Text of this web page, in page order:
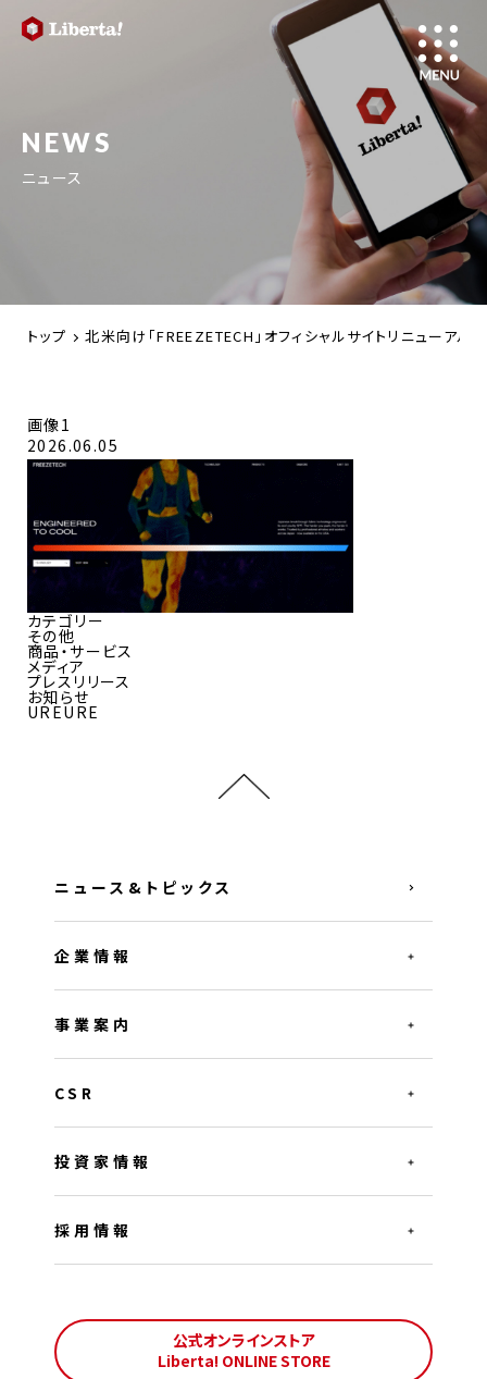
NEWS
ニュース
トップ 北米向け「FREEZETECH」オフィシャルサイトリニューアル
画像1
2026.06.05
カテゴリー
その他
商品・サービス
メディア
プレスリリース
お知らせ
UREURE
ニュース&トピックス
企業情報
事業案内
CSR
投資家情報
採用情報
公式オンラインストア
Liberta! ONLINE STORE